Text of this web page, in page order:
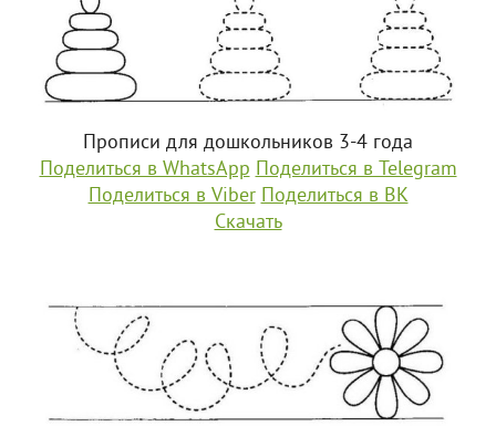
Прописи для дошкольников 3-4 года
Поделиться в WhatsApp Поделиться в Telegram
Поделиться в Viber Поделиться в ВК
Скачать